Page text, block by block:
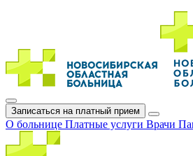
Записаться на платный прием
О больнице Платные услуги Врачи